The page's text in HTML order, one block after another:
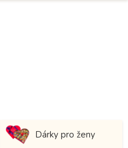
Dárky pro ženy